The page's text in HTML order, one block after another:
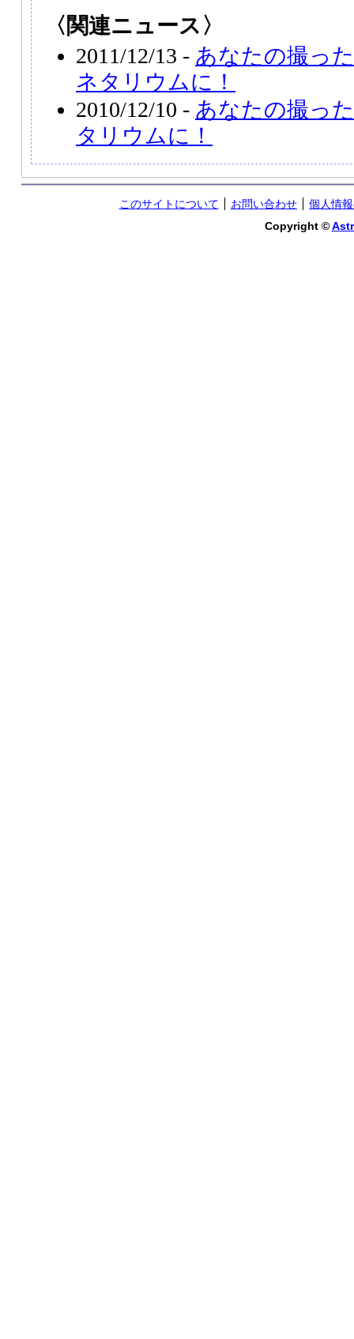
〈関連ニュース〉
2011/12/13 - あなたの撮っ
ネタリウムに！
2010/12/10 - あなたの撮っ
タリウムに！
このサイトについて お問い合わせ
個人情
Copyright ©